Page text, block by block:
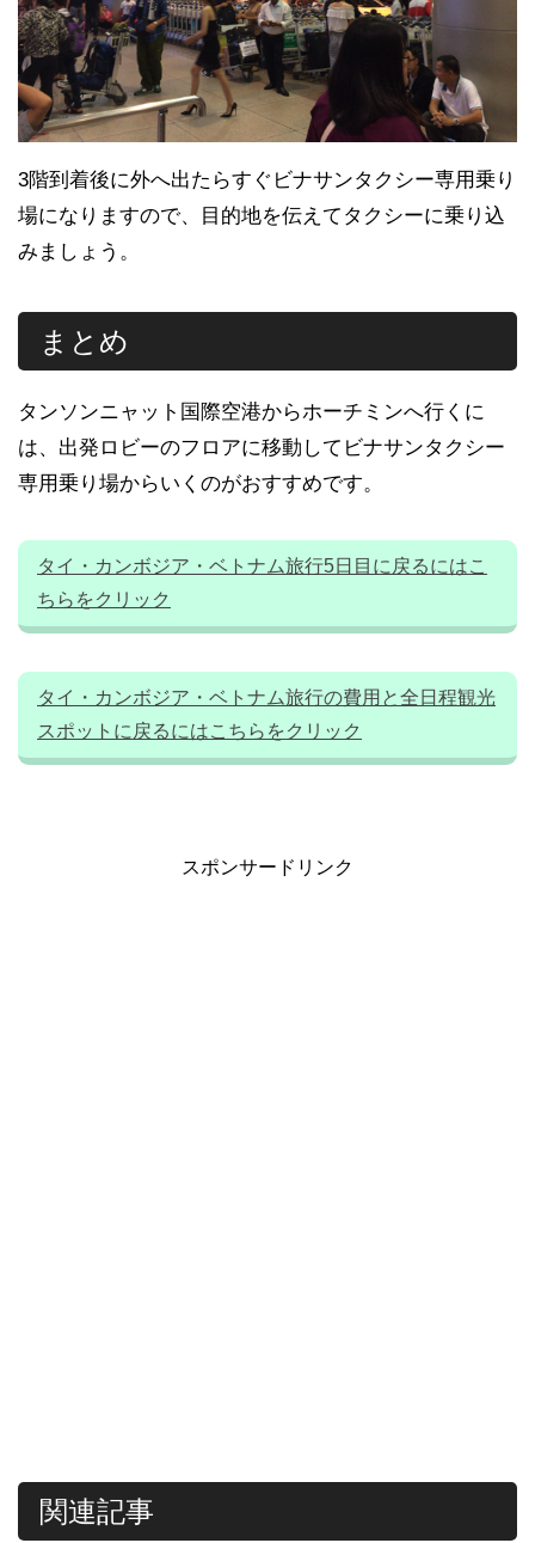
3階到着後に外へ出たらすぐビナサンタクシー専用乗り
場になりますので、目的地を伝えてタクシーに乗り込
みましょう。
まとめ
タンソンニャット国際空港からホーチミンへ行くに
は、出発ロビーのフロアに移動してビナサンタクシー
専用乗り場からいくのがおすすめです。
タイ・カンボジア・ベトナム旅行5日目に戻るにはこ
ちらをクリック
タイ・カンボジア・ベトナム旅行の費用と全日程観光
スポットに戻るにはこちらをクリック
スポンサードリンク
関連記事